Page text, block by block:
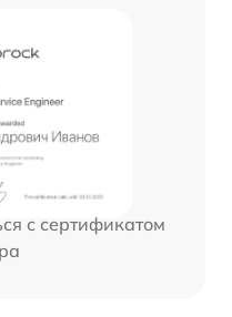
с сертификатом